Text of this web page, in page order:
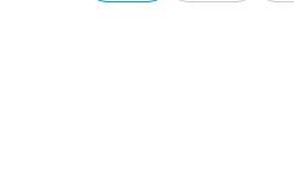
1 x FMA Helm Las